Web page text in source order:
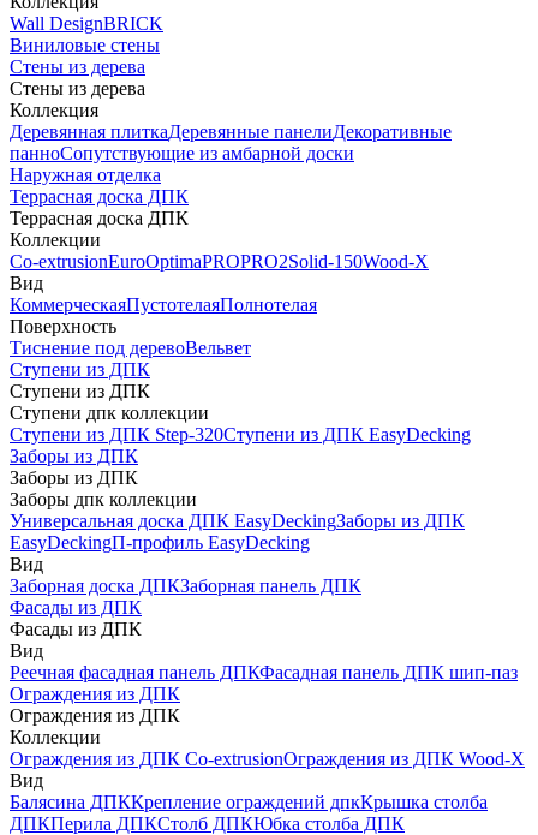
Wall DesignBRICK
Виниловые стены
Стены из дерева
Стены из дерева
Коллекция
Деревянная плиткаДеревянные панелиДекоративные
панноСопутствующие из амбарной доски
Наружная отделка
Террасная доска ДПК
Террасная доска ДПК
Коллекции
Co-extrusionEuroOptimaPROPRO2Solid-150Wood-X
Вид
КоммерческаяПустотелаяПолнотелая
Поверхность
Тиснение под деревоВельвет
Ступени из ДПК
Ступени из ДПК
Ступени дпк коллекции
Ступени из ДПК Step-320Ступени из ДПК EasyDecking
Заборы из ДПК
Заборы из ДПК
Заборы дпк коллекции
Универсальная доска ДПК EasyDeckingЗаборы из ДПК
EasyDeckingП-профиль EasyDecking
Вид
Заборная доска ДПКЗаборная панель ДПК
Фасады из ДПК
Фасады из ДПК
Вид
Реечная фасадная панель ДПКФасадная панель ДПК шип-паз
Ограждения из ДПК
Ограждения из ДПК
Коллекции
Ограждения из ДПК Co-extrusionОграждения из ДПК Wood-X
Вид
Балясина ДПККрепление ограждений дпкКрышка столба
ДПКПерила ДПКСтолб ДПКЮбка столба ДПК